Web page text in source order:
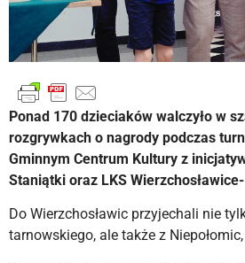
Ponad 170 dzieciaków walczyło w
rozgrywkach o nagrody podczas
Gminnym Centrum Kultury z
Staniątki oraz LKS
Do Wierzchosławic przyjechali nie
tarnowskiego, ale także z